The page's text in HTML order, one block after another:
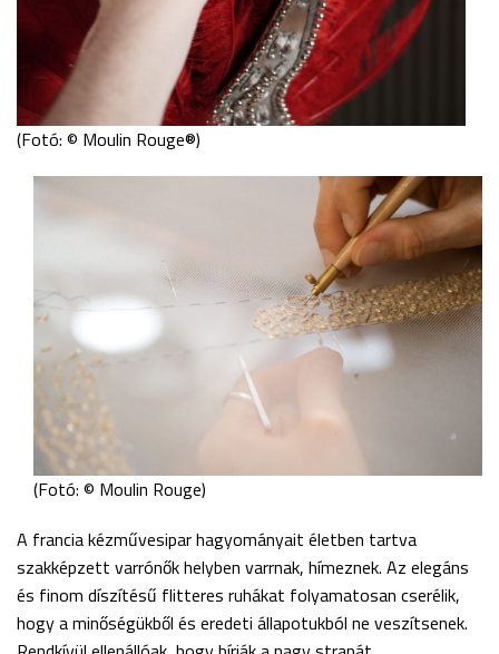
(Fotó: © Moulin Rouge®)
(Fotó: © Moulin Rouge)
A francia kézművesipar hagyományait életben tartva
szakképzett varrónők helyben varrnak, hímeznek. Az elegáns
és finom díszítésű flitteres ruhákat folyamatosan cserélik,
hogy a minőségükből és eredeti állapotukból ne veszítsenek.